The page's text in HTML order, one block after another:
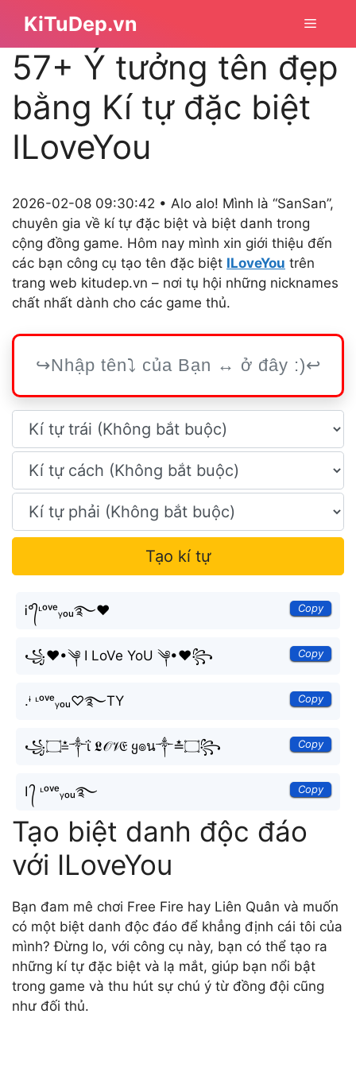
nội
dung
KiTuDep.vn Menu
57+ Ý tưởng tên đẹp
bằng Kí tự đặc biệt
ILoveYou
2026-02-08 09:30:42 • Alo alo! Mình là “SanSan”,
chuyên gia về kí tự đặc biệt và biệt danh trong
cộng đồng game. Hôm nay mình xin giới thiệu đến
các bạn công cụ tạo tên đặc biệt ILoveYou trên
trang web kitudep.vn – nơi tụ hội những nicknames
chất nhất dành cho các game thủ.
Tạo kí tự
Ꭵ°᭄ᶫᵒᵛᵉᵧₒᵤ࿐♥ Copy
꧁❤•༆ I LoVe YoU ༆•❤꧂ Copy
.ᶤ ᶫᵒᵛᵉᵧₒᵤ♡࿐TY Copy
꧁۝≛༒ΐ 𝕷𝒪𝒱𝔈 ყ๏น༒≛۝꧂ Copy
I ᭄ ᶫᵒᵛᵉᵧₒᵤ࿐ Copy
Tạo biệt danh độc đáo
với ILoveYou
Bạn đam mê chơi Free Fire hay Liên Quân và muốn
có một biệt danh độc đáo để khẳng định cái tôi của
mình? Đừng lo, với công cụ này, bạn có thể tạo ra
những kí tự đặc biệt và lạ mắt, giúp bạn nổi bật
trong game và thu hút sự chú ý từ đồng đội cũng
như đối thủ.